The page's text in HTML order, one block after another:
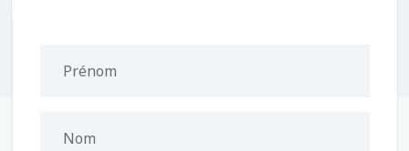
Prénom
Nom